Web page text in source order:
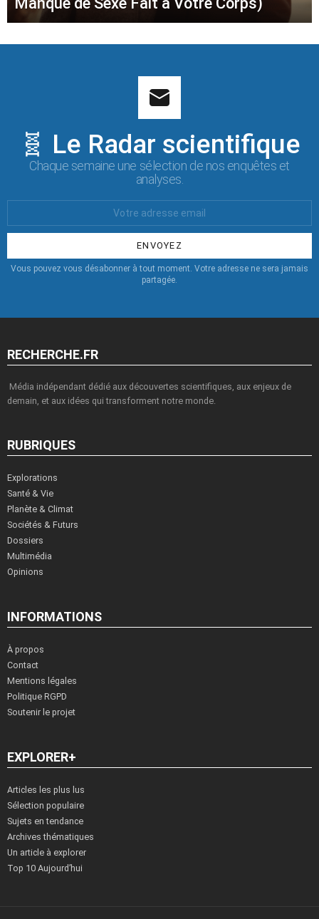
🧬 Le Radar scientifique
Chaque semaine une sélection de nos enquêtes et
analyses.
:
Vous pouvez vous désabonner à tout moment. Votre adresse ne sera jamais
partagée.
RECHERCHE.FR
Média indépendant dédié aux découvertes scientifiques, aux enjeux de
demain, et aux idées qui transforment notre monde.
RUBRIQUES
Explorations
Santé & Vie
Planète & Climat
Sociétés & Futurs
Dossiers
Multimédia
Opinions
INFORMATIONS
À propos
Contact
Mentions légales
Politique RGPD
Soutenir le projet
EXPLORER+
Articles les plus lus
Sélection populaire
Sujets en tendance
Archives thématiques
Un article à explorer
Top 10 Aujourd’hui